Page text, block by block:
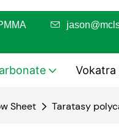
/ PMMA
Vokatra
Sheet Taratasy